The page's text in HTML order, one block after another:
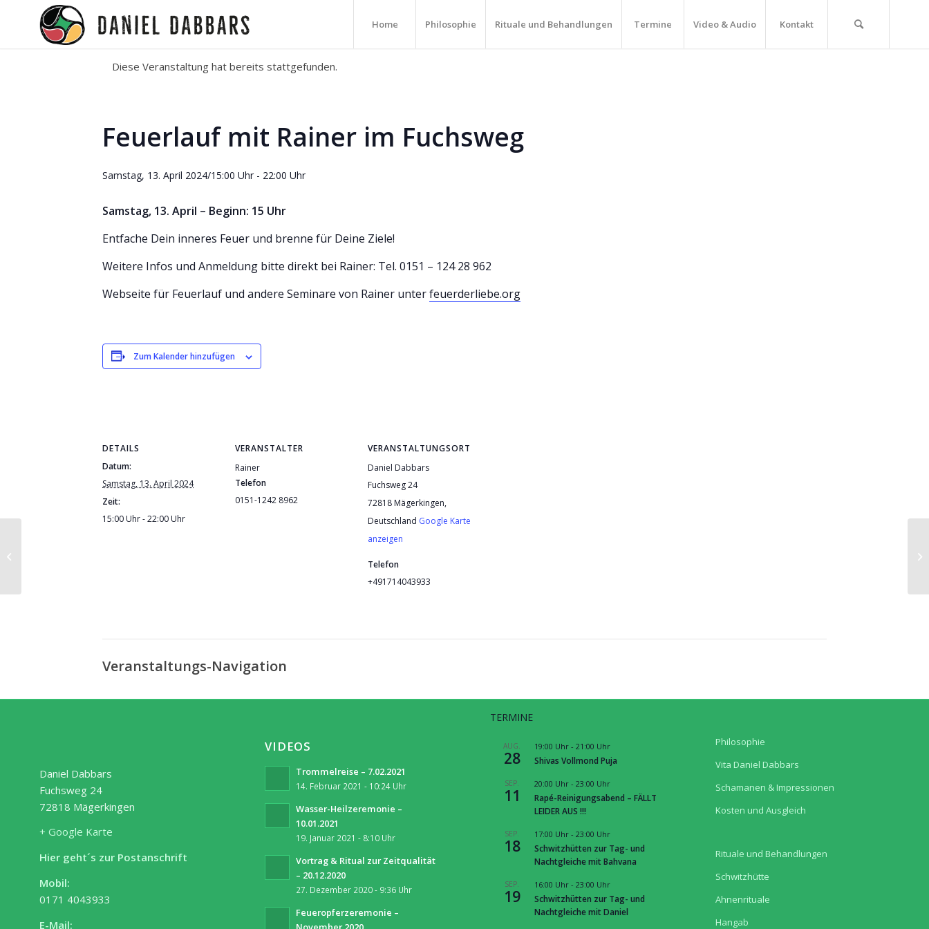
Home Philosophie Rituale und Behandlungen Termine Video & Audio Kontakt
Diese Veranstaltung hat bereits stattgefunden.
Feuerlauf mit Rainer im Fuchsweg
Samstag, 13. April 2024/15:00 Uhr - 22:00 Uhr
Samstag, 13. April – Beginn: 15 Uhr
Entfache Dein inneres Feuer und brenne für Deine Ziele!
Weitere Infos und Anmeldung bitte direkt bei Rainer: Tel. 0151 – 124 28 962
Webseite für Feuerlauf und andere Seminare von Rainer unterfeuerderliebe.org
Zum Kalender hinzufügen
DETAILS
Datum:
Samstag, 13. April 2024
Zeit:
15:00 Uhr - 22:00 Uhr
VERANSTALTER
Rainer
Telefon
0151-1242 8962
VERANSTALTUNGSORT
Daniel Dabbars
Fuchsweg 24
72818 Mägerkingen,
Deutschland Google Karte
anzeigen
Telefon
+491714043933
Veranstaltungs-Navigation
Daniel Dabbars
Fuchsweg 24
72818 Mägerkingen
+ Google Karte
Hier geht´s zur Postanschrift
Mobil:
0171 4043933
E-Mail:
VIDEOS
Trommelreise – 7.02.2021
14. Februar 2021 - 10:24 Uhr
Wasser-Heilzeremonie –
10.01.2021
19. Januar 2021 - 8:10 Uhr
Vortrag & Ritual zur Zeitqualität
– 20.12.2020
27. Dezember 2020 - 9:36 Uhr
Feueropferzeremonie –
TERMINE
AUG.
28
19:00 Uhr- 21:00 Uhr
Shivas Vollmond Puja
SEP.
11
20:00 Uhr- 23:00 Uhr
Rapé-Reinigungsabend – FÄLLT
LEIDER AUS !!!
SEP.
18
17:00 Uhr- 23:00 Uhr
Schwitzhütten zur Tag- und
Nachtgleiche mit Bahvana
SEP.
19
16:00 Uhr- 23:00 Uhr
Schwitzhütten zur Tag- und
Nachtgleiche mit Daniel
Philosophie
Vita Daniel Dabbars
Schamanen & Impressionen
Kosten und Ausgleich
Rituale und Behandlungen
Schwitzhütte
Ahnenrituale
Hangab